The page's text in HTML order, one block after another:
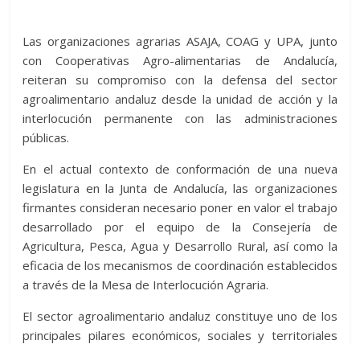
Las organizaciones agrarias ASAJA, COAG y UPA, junto
con Cooperativas Agro-alimentarias de Andalucía,
reiteran su compromiso con la defensa del sector
agroalimentario andaluz desde la unidad de acción y la
interlocución permanente con las administraciones
públicas.
En el actual contexto de conformación de una nueva
legislatura en la Junta de Andalucía, las organizaciones
firmantes consideran necesario poner en valor el trabajo
desarrollado por el equipo de la Consejería de
Agricultura, Pesca, Agua y Desarrollo Rural, así como la
eficacia de los mecanismos de coordinación establecidos
a través de la Mesa de Interlocución Agraria.
El sector agroalimentario andaluz constituye uno de los
principales pilares económicos, sociales y territoriales